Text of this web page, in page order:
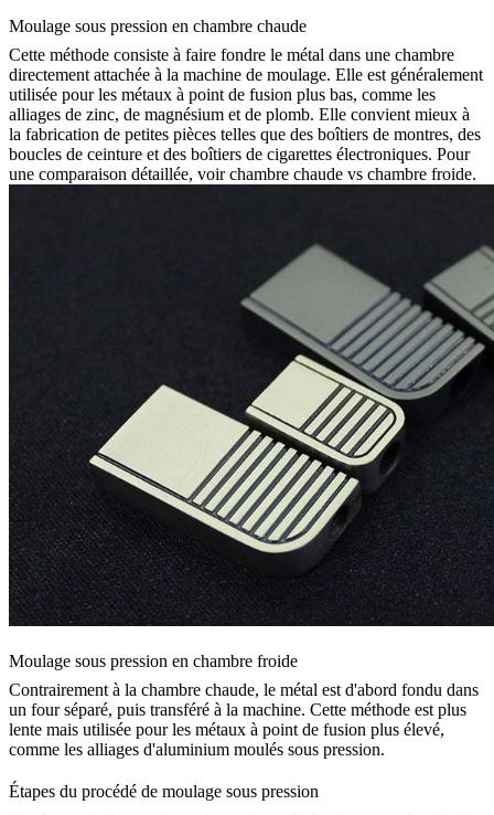
Moulage sous pression en chambre chaude
Cette méthode consiste à faire fondre le métal dans une chambre
directement attachée à la machine de moulage. Elle est généralement
utilisée pour les métaux à point de fusion plus bas, comme les
alliages de zinc, de magnésium et de plomb. Elle convient mieux à
la fabrication de petites pièces telles que des boîtiers de montres, des
boucles de ceinture et des boîtiers de cigarettes électroniques. Pour
une comparaison détaillée, voirchambre chaude vs chambre froide.
Moulage sous pression en chambre froide
Contrairement à la chambre chaude, le métal est d'abord fondu dans
un four séparé, puis transféré à la machine. Cette méthode est plus
lente mais utilisée pour les métaux à point de fusion plus élevé,
comme les alliages d'aluminium moulés sous pression.
Étapes du procédé de moulage sous pression